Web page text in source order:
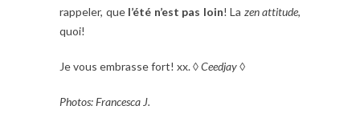
rappeler, que l’été n’est pas loin! La zen attitude,
quoi!
Je vous embrasse fort! xx. ◊Ceedjay ◊
Photos: Francesca J.